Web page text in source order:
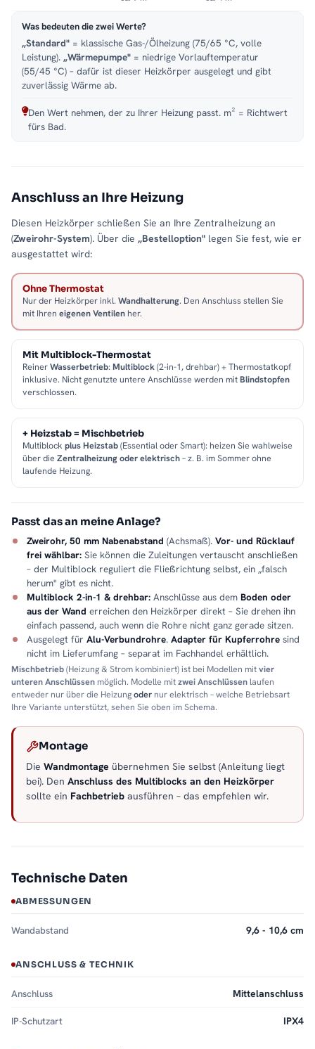
Was bedeuten die zwei Werte?
„Standard" = klassische Gas-/Ölheizung (75/65 °C, volle
Leistung). „Wärmepumpe" = niedrige Vorlauftemperatur
(55/45 °C) – dafür ist dieser Heizkörper ausgelegt und gibt
zuverlässig Wärme ab.
Den Wert nehmen, der zu Ihrer Heizung passt. m² = Richtwert
fürs Bad.
Anschluss an Ihre Heizung
Diesen Heizkörper schließen Sie an Ihre Zentralheizung an
(Zweirohr-System). Über die „Bestelloption" legen Sie fest, wie er
ausgestattet wird:
Ohne Thermostat
Nur der Heizkörper inkl. Wandhalterung. Den Anschluss stellen Sie
mit Ihren eigenen Ventilen her.
Mit Multiblock-Thermostat
ReinerWasserbetrieb: Multiblock(2-in-1, drehbar) + Thermostatkopf
inklusive. Nicht genutzte untere Anschlüsse werden mitBlindstopfen
verschlossen.
+ Heizstab = Mischbetrieb
Multiblock plus Heizstab(Essential oder Smart): heizen Sie wahlweise
über die Zentralheizung oder elektrisch– z. B. im Sommer ohne
laufende Heizung.
Passt das an meine Anlage?
Zweirohr, 50 mm Nabenabstand (Achsmaß). Vor- und Rücklauf
frei wählbar: Sie können die Zuleitungen vertauscht anschließen
– der Multiblock reguliert die Fließrichtung selbst, ein „falsch
herum" gibt es nicht.
Multiblock 2-in-1 & drehbar: Anschlüsse aus dem Boden oder
aus der Wand erreichen den Heizkörper direkt – Sie drehen ihn
einfach passend, auch wenn die Rohre nicht ganz gerade sitzen.
Ausgelegt für Alu-Verbundrohre. Adapter für Kupferrohre sind
nicht im Lieferumfang – separat im Fachhandel erhältlich.
Mischbetrieb(Heizung & Strom kombiniert) ist bei Modellen mitvier
unteren Anschlüssen möglich. Modelle mitzwei Anschlüssen laufen
entweder nur über die Heizungoder nur elektrisch – welche Betriebsart
Ihre Variante unterstützt, sehen Sie oben im Schema.
Montage
Die Wandmontage übernehmen Sie selbst (Anleitung liegt
bei). Den Anschluss des Multiblocks an den Heizkörper
sollte ein Fachbetrieb ausführen – das empfehlen wir.
Technische Daten
ABMESSUNGEN
Wandabstand 9,6 - 10,6 cm
ANSCHLUSS & TECHNIK
Anschluss Mittelanschluss
IP-Schutzart IPX4